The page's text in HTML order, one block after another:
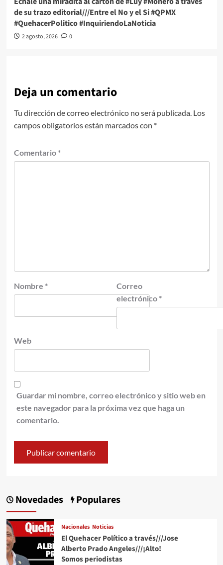
de su trazo editorial///Entre el No y el Si #QPMX
#QuehacerPolitico #InquiriendoLaNoticia
2 agosto, 2026 0
Deja un comentario
Tu dirección de correo electrónico no será publicada. Los
campos obligatorios están marcados con *
Comentario *
Nombre *
Correo
electrónico *
Web
Guardar mi nombre, correo electrónico y sitio web en
este navegador para la próxima vez que haga un
comentario.
Novedades Populares
Nacionales Noticias
El Quehacer Político a través///Jose
Alberto Prado Angeles///¡Alto!
Somos periodistas